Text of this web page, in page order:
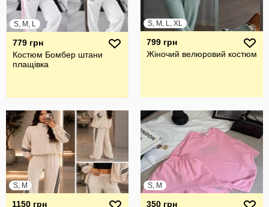
S, M, L
779 грн
Костюм Бомбер штани
плащівка
S, M, L, XL
799 грн
Жіночий велюровий костюм
S, M
1150 грн
S, M
350 грн